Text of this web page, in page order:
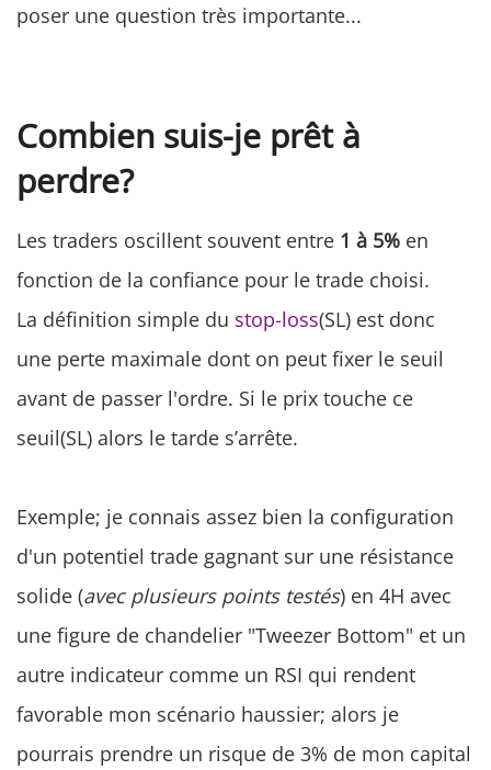
poser une question très importante...
Combien suis-je prêt à
perdre?
Les traders oscillent souvent entre 1 à 5% en
fonction de la confiance pour le trade choisi.
La définition simple du stop-loss(SL) est donc
une perte maximale dont on peut fixer le seuil
avant de passer l'ordre. Si le prix touche ce
seuil(SL) alors le tarde s’arrête.
Exemple; je connais assez bien la configuration
d'un potentiel trade gagnant sur une résistance
solide (avec plusieurs points testés) en 4H avec
une figure de chandelier "Tweezer Bottom" et un
autre indicateur comme un RSI qui rendent
favorable mon scénario haussier; alors je
pourrais prendre un risque de 3% de mon capital